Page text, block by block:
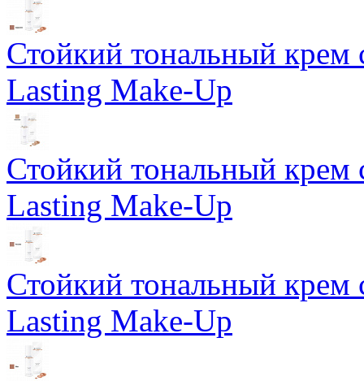
Стойкий тональный
Lasting Make-Up
Стойкий тональный
Lasting Make-Up
Стойкий тональный
Lasting Make-Up